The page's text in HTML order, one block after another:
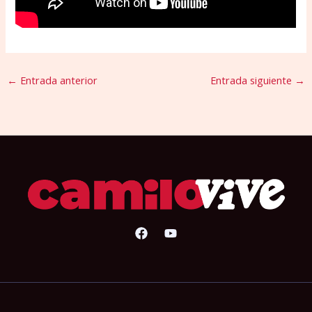
← Entrada anterior Entrada siguiente →